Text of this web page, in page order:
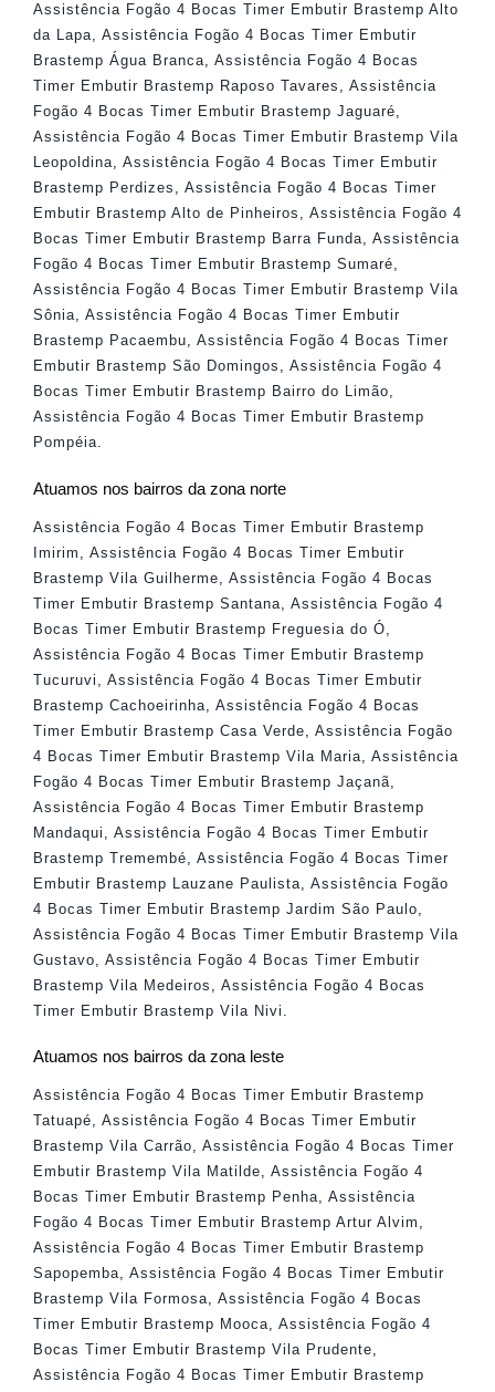
Assistência Fogão 4 Bocas Timer Embutir Brastemp Alto
da Lapa, Assistência Fogão 4 Bocas Timer Embutir
Brastemp Água Branca, Assistência Fogão 4 Bocas
Timer Embutir Brastemp Raposo Tavares , Assistência
Fogão 4 Bocas Timer Embutir Brastemp Jaguaré,
Assistência Fogão 4 Bocas Timer Embutir Brastemp Vila
Leopoldina, Assistência Fogão 4 Bocas Timer Embutir
Brastemp Perdizes , Assistência Fogão 4 Bocas Timer
Embutir Brastemp Alto de Pinheiros , Assistência Fogão 4
Bocas Timer Embutir Brastemp Barra Funda, Assistência
Fogão 4 Bocas Timer Embutir Brastemp Sumaré,
Assistência Fogão 4 Bocas Timer Embutir Brastemp Vila
Sônia, Assistência Fogão 4 Bocas Timer Embutir
Brastemp Pacaembu, Assistência Fogão 4 Bocas Timer
Embutir Brastemp São Domingos , Assistência Fogão 4
Bocas Timer Embutir Brastemp Bairro do Limão,
Assistência Fogão 4 Bocas Timer Embutir Brastemp
Pompéia.
Atuamos nos bairros da zona norte
Assistência Fogão 4 Bocas Timer Embutir Brastemp
Imirim
Assistência Fogão 4 Bocas Timer Embutir
Brastemp Vila Guilherme
Assistência Fogão 4 Bocas
Timer Embutir Brastemp Santana
Assistência Fogão 4
Bocas Timer Embutir Brastemp Freguesia do Ó
Assistência Fogão 4 Bocas Timer Embutir Brastemp
Tucuruvi
Assistência Fogão 4 Bocas Timer Embutir
Brastemp Cachoeirinha
Assistência Fogão 4 Bocas
Timer Embutir Brastemp Casa Verde
Assistência Fogão
4 Bocas Timer Embutir Brastemp Vila Maria
Assistência
Fogão 4 Bocas Timer Embutir Brastemp Jaçanã
Assistência Fogão 4 Bocas Timer Embutir Brastemp
Mandaqui
Assistência Fogão 4 Bocas Timer Embutir
Brastemp Tremembé
Assistência Fogão 4 Bocas Timer
Embutir Brastemp Lauzane Paulista
Assistência Fogão
4 Bocas Timer Embutir Brastemp Jardim São Paulo
Assistência Fogão 4 Bocas Timer Embutir Brastemp Vila
Gustavo
Assistência Fogão 4 Bocas Timer Embutir
Brastemp Vila Medeiros
Assistência Fogão 4 Bocas
Timer Embutir Brastemp Vila Nivi
Atuamos nos bairros da zona leste
Assistência Fogão 4 Bocas Timer Embutir Brastemp
Tatuapé, Assistência Fogão 4 Bocas Timer Embutir
Brastemp Vila Carrão, Assistência Fogão 4 Bocas Timer
Embutir Brastemp Vila Matilde, Assistência Fogão 4
Bocas Timer Embutir Brastemp Penha, Assistência
Fogão 4 Bocas Timer Embutir Brastemp Artur Alvim ,
Assistência Fogão 4 Bocas Timer Embutir Brastemp
Sapopemba, Assistência Fogão 4 Bocas Timer Embutir
Brastemp Vila Formosa, Assistência Fogão 4 Bocas
Timer Embutir Brastemp Mooca, Assistência Fogão 4
Bocas Timer Embutir Brastemp Vila Prudente,
Assistência Fogão 4 Bocas Timer Embutir Brastemp